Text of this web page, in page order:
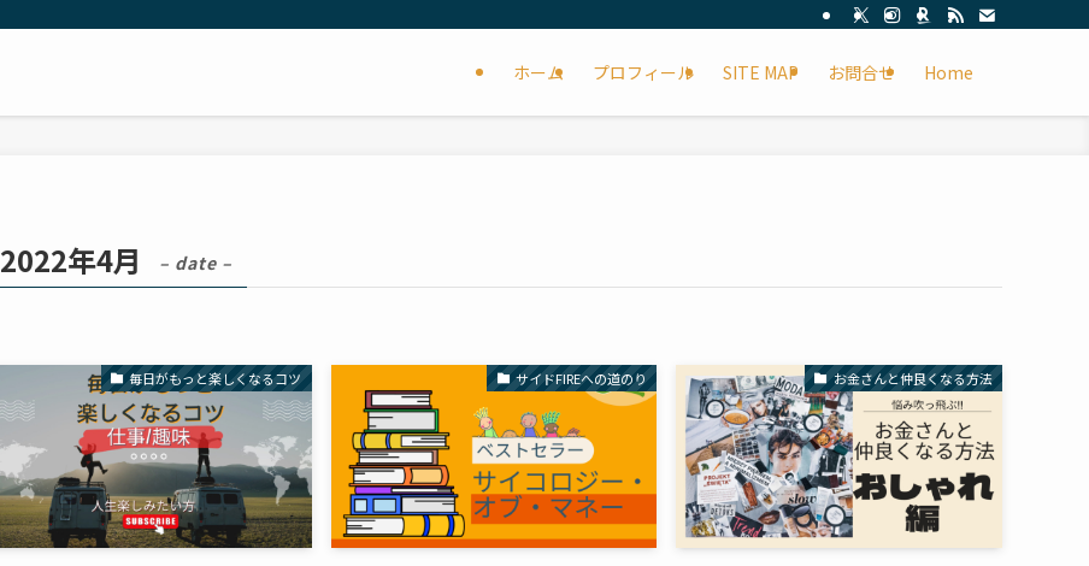
ホーム プロフィール SITE MAP お問合せ Home
2022年4月 – date –
毎日がもっと楽しくなるコツ サイドFIREへの道のり お金さんと仲良くなる方法